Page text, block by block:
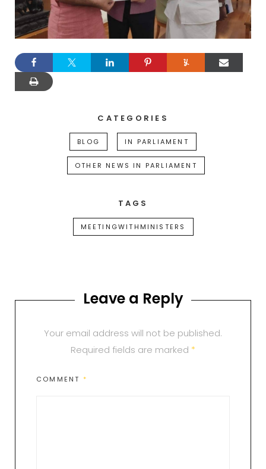
CATEGORIES
BLOG IN PARLIAMENT
OTHER NEWS IN PARLIAMENT
TAGS
MEETINGWITHMINISTERS
Leave a Reply
Your email address will not be published.
Required fields are marked *
COMMENT *